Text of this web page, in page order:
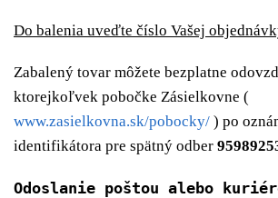
Do balenia uveďte číslo Vašej
Zabalený tovar môžete bezplatne
ktorejkoľvek pobočke Zásielkovne (
www.zasielkovna.sk/pobocky/ ) po
identifikátora pre spätný odber
Odoslanie poštou alebo